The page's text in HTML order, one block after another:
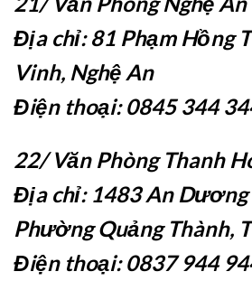
Địa chỉ: 81 Phạm Hồng
Vinh, Nghệ An
Điện thoại: 0845 344
22/ Văn Phòng Thanh
Địa chỉ: 1483 An
Phường Quảng Thành,
Điện thoại: 0837 944